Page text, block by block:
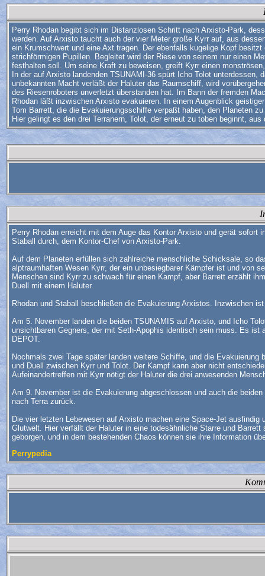
Perry Rhodan begibt sich im Distanzlosen Schritt nach Arxisto-Park,
werden. Auf Arxisto taucht auch der vier Meter große Kyrr auf, aus
ein Krumschwert und eine Axt tragen. Der ebenfalls kugelige Kopf
strichförmigen Pupillen. Begleitet wird der Riese von seinem nur einen
festhalten soll. Um seine Kraft zu beweisen, greift Kyrr einen
In der auf Arxisto landenden TSUNAMI-36 spürt Icho Tolot
unbekannten Macht verläßt der Haluter das Raumschiff, wird
des Riesenroboters unverletzt überstanden hat. Im Bann der fremden
Rhodan läßt inzwischen Arxisto evakuieren. In einem Augenblick
Tom Barrett, die die Evakuierungsschiffe verpaßt haben, den Planeten
Hier gelingt es den drei Terranern, Tolot, der erneut zu toben beginnt,
Perry Rhodan erreicht mit dem Auge das Kontor Arxisto und gerät
Staball durch, dem Kontor-Chef von Arxisto-Park.
Auf dem Planeten erfüllen sich zahlreiche menschliche Schicksale, so
alptraumhaften Wesen Kyrr, der ein unbesiegbarer Kämpfer ist und von
Menschen sind Kyrr zu schwach für einen Kampf, aber Barrett erzählt
Duell mit einem Haluter.
Rhodan und Staball beschließen die Evakuierung Arxistos. Inzwischen
Am 5. November landen die beiden TSUNAMIS auf Arxisto, und Icho
unsichtbaren Gegners, der mit Seth-Apophis identisch sein muss. Es
DEPOT.
Nochmals zwei Tage später landen weitere Schiffe, und die
und Duell zwischen Kyrr und Tolot. Der Kampf kann aber nicht
Aufeinandertreffen mit Kyrr nötigt der Haluter die drei anwesenden
Am 9. November ist die Evakuierung abgeschlossen und auch die
nach Terra zurück.
Die vier letzten Lebewesen auf Arxisto machen eine Space-Jet
Glutwelt. Hier verfällt der Haluter in eine todesähnliche Starre und
geborgen, und in dem bestehenden Chaos können sie ihre Information
Perrypedia